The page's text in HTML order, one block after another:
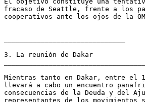
fracaso de Seattle, frente a los
cooperativos ante los ojos de la
3. La reunión de Dakar
Mientras tanto en Dakar, entre el
llevará a cabo un encuentro
consecuencias de la Deuda y del
representantes de los